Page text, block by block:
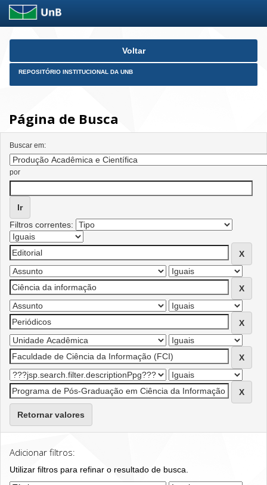
Skip
Voltar
REPOSITÓRIO INSTITUCIONAL DA UNB
Página de Busca
Buscar em:
por
Filtros correntes:
Retornar valores
Adicionar filtros:
Utilizar filtros para refinar o resultado de busca.